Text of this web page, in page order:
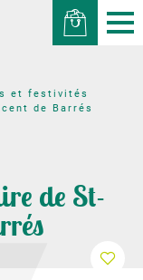
et festivités
de Barrés
de St-